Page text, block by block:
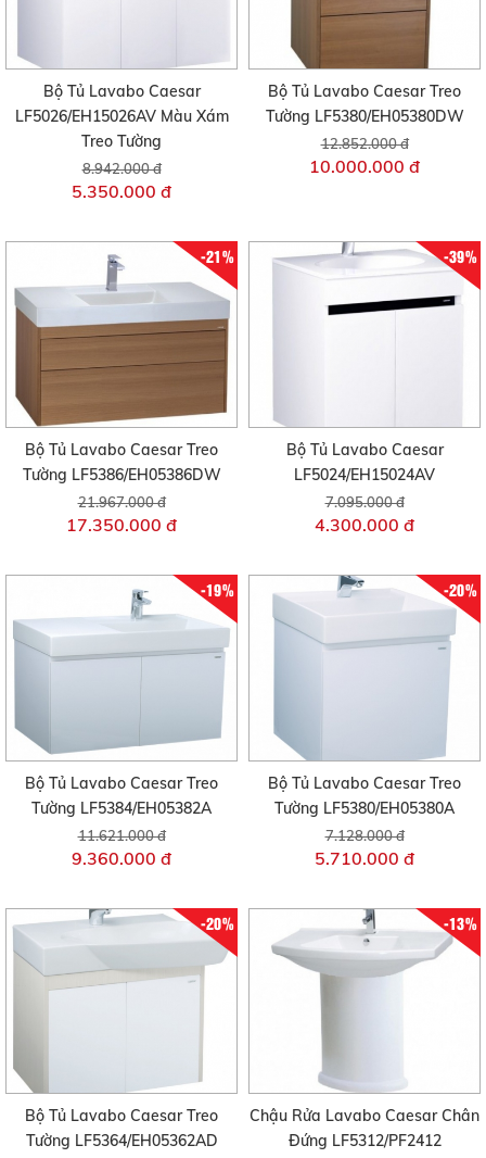
Bộ Tủ Lavabo Caesar
LF5026/EH15026AV Màu Xám
Treo Tường
8.942.000 đ
5.350.000 đ
Bộ Tủ Lavabo Caesar Treo
Tường LF5380/EH05380DW
12.852.000 đ
10.000.000 đ
-21%
Bộ Tủ Lavabo Caesar Treo
Tường LF5386/EH05386DW
21.967.000 đ
17.350.000 đ
-39%
Bộ Tủ Lavabo Caesar
LF5024/EH15024AV
7.095.000 đ
4.300.000 đ
-19%
Bộ Tủ Lavabo Caesar Treo
Tường LF5384/EH05382A
11.621.000 đ
9.360.000 đ
-20%
Bộ Tủ Lavabo Caesar Treo
Tường LF5380/EH05380A
7.128.000 đ
5.710.000 đ
-20%
Bộ Tủ Lavabo Caesar Treo
Tường LF5364/EH05362AD
-13%
Chậu Rửa Lavabo Caesar Chân
Đứng LF5312/PF2412